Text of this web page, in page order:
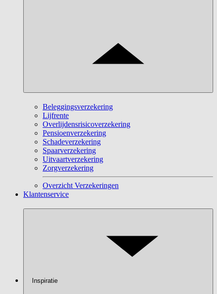
Beleggingsverzekering
Lijfrente
Overlijdensrisicoverzekering
Pensioenverzekering
Schadeverzekering
Spaarverzekering
Uitvaartverzekering
Zorgverzekering
Overzicht Verzekeringen
Klantenservice
Inspiratie